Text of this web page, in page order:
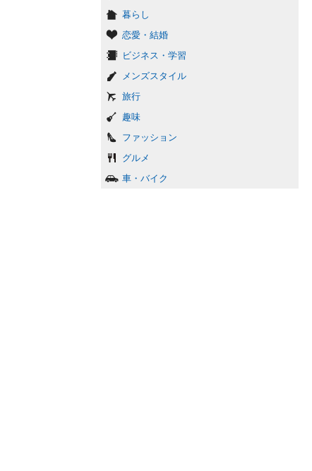
暮らし
恋愛・結婚
ビジネス・学習
メンズスタイル
旅行
趣味
ファッション
グルメ
車・バイク